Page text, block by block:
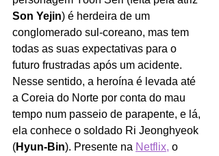
Son Yejin) é herdeira de um
conglomerado sul-coreano, mas tem
todas as suas expectativas para o
futuro frustradas após um acidente.
Nesse sentido, a heroína é levada até
a Coreia do Norte por conta do mau
tempo num passeio de parapente, e lá,
ela conhece o soldado Ri Jeonghyeok
(Hyun-Bin). Presente na Netflix, o